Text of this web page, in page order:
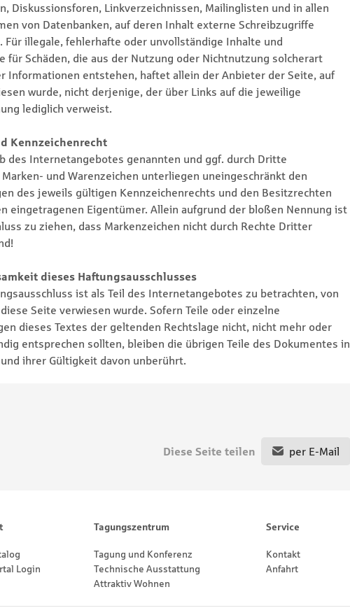
Diskussionsforen, Linkverzeichnissen, Mailinglisten und in allen
von Datenbanken, auf deren Inhalt externe Schreibzugriffe
Für illegale, fehlerhafte oder unvollständige Inhalte und
für Schäden, die aus der Nutzung oder Nichtnutzung solcherart
Informationen entstehen, haftet allein der Anbieter der Seite, auf
wurde, nicht derjenige, der über Links auf die jeweilige
lediglich verweist.
Kennzeichenrecht
des Internetangebotes genannten und ggf. durch Dritte
und Warenzeichen unterliegen uneingeschränkt den
des jeweils gültigen Kennzeichenrechts und den Besitzrechten
eingetragenen Eigentümer. Allein aufgrund der bloßen Nennung ist
zu ziehen, dass Markenzeichen nicht durch Rechte Dritter
dieses Haftungsausschlusses
ist als Teil des Internetangebotes zu betrachten, von
Seite verwiesen wurde. Sofern Teile oder einzelne
dieses Textes der geltenden Rechtslage nicht, nicht mehr oder
entsprechen sollten, bleiben die übrigen Teile des Dokumentes in
ihrer Gültigkeit davon unberührt.
Diese Seite teilen per E-Mail
Login
Tagungszentrum
Tagung und Konferenz
Technische Ausstattung
Attraktiv Wohnen
Service
Kontakt
Anfahrt